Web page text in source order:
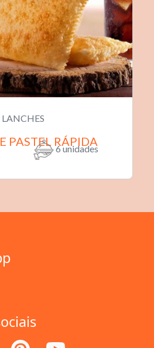
LANCHES
PASTEL RÁPIDA
6 unidades